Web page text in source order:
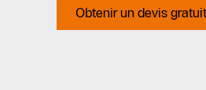
Obtenir un devis gratuit